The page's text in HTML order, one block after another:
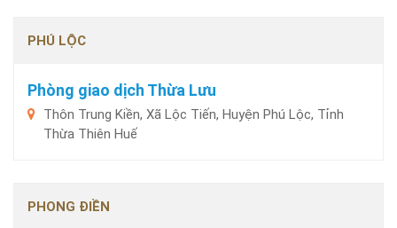
PHÚ LỘC
Phòng giao dịch Thừa Lưu
Thôn Trung Kiền, Xã Lộc Tiến, Huyện Phú Lộc, Tỉnh
Thừa Thiên Huế
PHONG ĐIỀN